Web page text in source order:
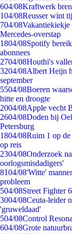
604/08Kraftwerk
104/08Reusser wint
704/08Vakantiekiekje
Mercedes-overstap
1804/08Spotify
abonnees
2704/08Houthi's
3204/08Albert Heijn
september
5504/08Boeren
hitte en droogte
2004/08Apple vecht
2604/08Doden bij
Petersburg
1804/08Ruim 1 op de
op reis
2304/08Onderzoek
oorlogsmisdadigers'
8104/08'Witte'
probleem
504/08Street Fighter
3004/08Ceuta-leider
'gruweldaad'
504/08Control
604/08Grote